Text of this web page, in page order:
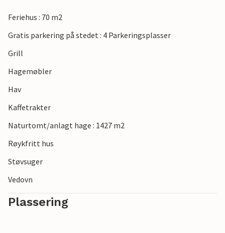
Feriehus : 70 m2
Gratis parkering på stedet : 4 Parkeringsplasser
Grill
Hagemøbler
Hav
Kaffetrakter
Naturtomt/anlagt hage : 1427 m2
Røykfritt hus
Støvsuger
Vedovn
Plassering